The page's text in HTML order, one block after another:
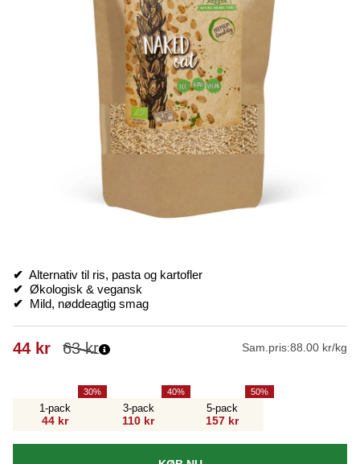
✔ Alternativ til ris, pasta og kartofler
✔ Økologisk & vegansk
✔ Mild, nøddeagtig smag
63kr
44 kr Sam.pris:88.00 kr/kg
1-pack
44 kr
30
3-pack
110 kr
40
5-pack
157 kr
50